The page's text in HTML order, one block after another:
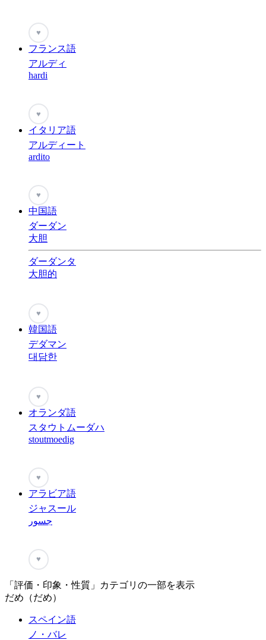
♥
フランス語
アルディ
hardi
♥
イタリア語
アルディート
ardito
♥
中国語
ダーダン
大胆
ダーダンタ
大胆的
♥
韓国語
デダマン
대담한
♥
オランダ語
スタウトムーダハ
stoutmoedig
♥
アラビア語
ジャスール
جسور
♥
「評価・印象・性質」カテゴリの一部を表示
だめ（だめ）
スペイン語
ノ・バレ